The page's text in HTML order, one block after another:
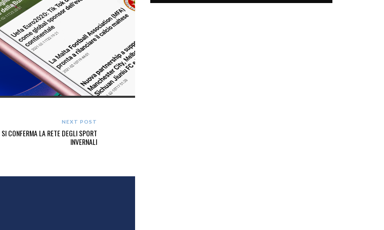
NEXT POST
CONFERMA LA RETE DEGLI SPORT
INVERNALI